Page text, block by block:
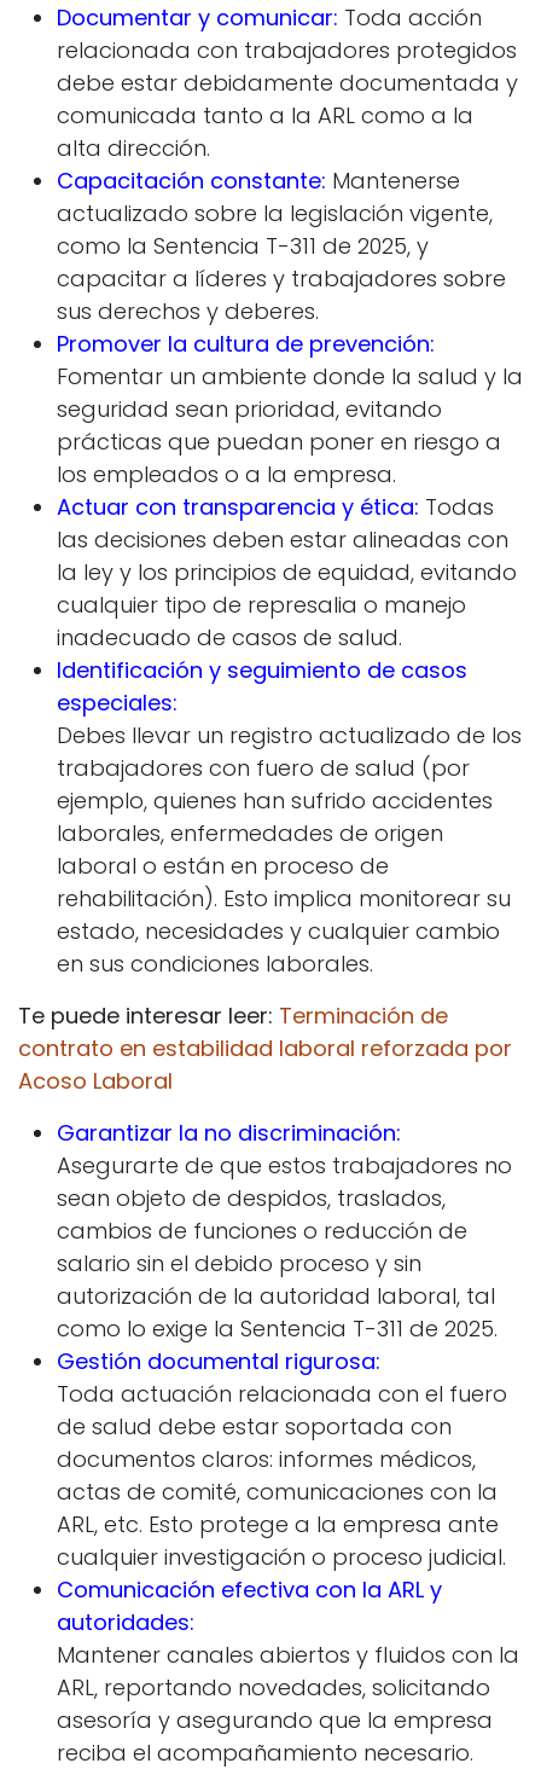
Documentar y comunicar: Toda acción
relacionada con trabajadores protegidos
debe estar debidamente documentada y
comunicada tanto a la ARL como a la
alta dirección.
Capacitación constante: Mantenerse
actualizado sobre la legislación vigente,
como la Sentencia T-311 de 2025, y
capacitar a líderes y trabajadores sobre
sus derechos y deberes.
Promover la cultura de prevención:
Fomentar un ambiente donde la salud y la
seguridad sean prioridad, evitando
prácticas que puedan poner en riesgo a
los empleados o a la empresa.
Actuar con transparencia y ética: Todas
las decisiones deben estar alineadas con
la ley y los principios de equidad, evitando
cualquier tipo de represalia o manejo
inadecuado de casos de salud.
Identificación y seguimiento de casos
especiales:
Debes llevar un registro actualizado de los
trabajadores con fuero de salud (por
ejemplo, quienes han sufrido accidentes
laborales, enfermedades de origen
laboral o están en proceso de
rehabilitación). Esto implica monitorear su
estado, necesidades y cualquier cambio
en sus condiciones laborales.
Te puede interesar leer: Terminación de
contrato en estabilidad laboral reforzada por
Acoso Laboral
Garantizar la no discriminación:
Asegurarte de que estos trabajadores no
sean objeto de despidos, traslados,
cambios de funciones o reducción de
salario sin el debido proceso y sin
autorización de la autoridad laboral, tal
como lo exige la Sentencia T-311 de 2025.
Gestión documental rigurosa:
Toda actuación relacionada con el fuero
de salud debe estar soportada con
documentos claros: informes médicos,
actas de comité, comunicaciones con la
ARL, etc. Esto protege a la empresa ante
cualquier investigación o proceso judicial.
Comunicación efectiva con la ARL y
autoridades:
Mantener canales abiertos y fluidos con la
ARL, reportando novedades, solicitando
asesoría y asegurando que la empresa
reciba el acompañamiento necesario.